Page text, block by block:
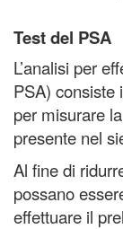
Test del PSA
L’analisi per
PSA) consiste
per misurare
presente nel
Al fine di
possano
effettuare il